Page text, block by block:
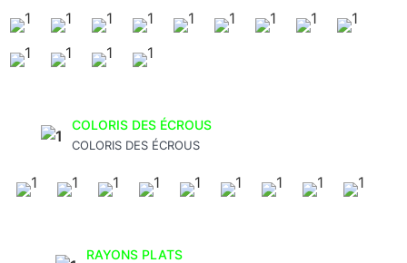
COLORIS DES ÉCROUS
COLORIS DES ÉCROUS
RAYONS PLATS